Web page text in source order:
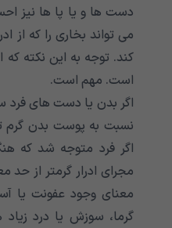
دست ها و یا پا ها نیز
می تواند بخاری را که از
کند. توجه به این نکته که
است. مهم است.
اگر بدن یا دست های فرد
نسبت به پوست بدن گرم
اگر فرد متوجه شد که
مجرای ادرار گرمتر از
معنای وجود عفونت یا
گرما، سوزش یا درد زیاد